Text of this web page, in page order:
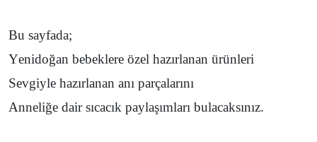
Bu sayfada;
Yenidoğan bebeklere özel hazırlanan ürünleri
Sevgiyle hazırlanan anı parçalarını
Anneliğe dair sıcacık paylaşımları bulacaksınız.